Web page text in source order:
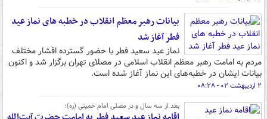
بیانات رهبر معظم انقلاب در خطبه های نماز عید
فطر آغاز شد
نماز عید سعید فطر با حضور گسترده اقشار مختلف
مردم به امامت رهبر معظم انقلاب اسلامی در مصلای تهران برگزار شد و اکنون
بیانات ایشان در خطبه‌های این نماز آغاز شده است.
۲ اردیبهشت ۰۲ - ۰۸:۲۸
بعد از سه سال و در مصلی امام خمینی (ره)؛